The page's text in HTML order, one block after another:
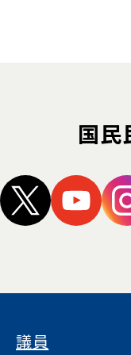
国民
（新しいタ
（
議員